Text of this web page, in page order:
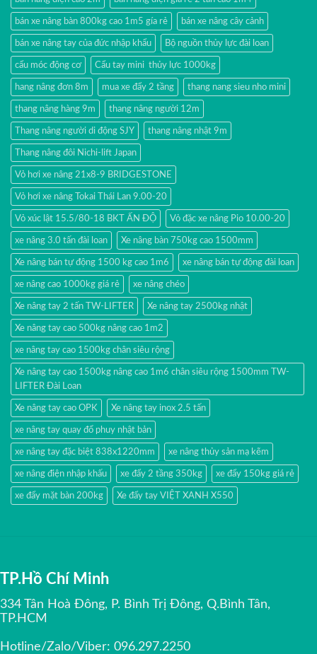
bán xe nâng bàn 800kg cao 1m5 gía rẻ bán xe nâng cây cảnh
bán xe nâng tay của đức nhập khẩu Bộ nguồn thủy lực đài loan
cẩu móc động cơ Cẩu tay mini thủy lực 1000kg
hang nâng đơn 8m mua xe đẩy 2 tầng thang nang sieu nho mini
thang nâng hàng 9m thang nâng người 12m
Thang nâng người di động SJY thang nâng nhật 9m
Thang nâng đôi Nichi-lift Japan
Vỏ hơi xe nâng 21x8-9 BRIDGESTONE
Vỏ hơi xe nâng Tokai Thái Lan 9.00-20
Vỏ xúc lật 15.5/80-18 BKT ẤN ĐỘ Vỏ đặc xe nâng Pio 10.00-20
xe nâng 3.0 tấn đài loan Xe nâng bàn 750kg cao 1500mm
Xe nâng bán tự động 1500 kg cao 1m6 xe nâng bán tự động đài loan
xe nâng cao 1000kg giá rẻ xe nâng chéo
Xe nâng tay 2 tấn TW-LIFTER Xe nâng tay 2500kg nhật
Xe nâng tay cao 500kg nâng cao 1m2
xe nâng tay cao 1500kg chân siêu rộng
Xe nâng tay cao 1500kg nâng cao 1m6 chân siêu rộng 1500mm TW-
LIFTER Đài Loan
Xe nâng tay cao OPK Xe nâng tay inox 2.5 tấn
xe nâng tay quay đổ phuy nhật bản
xe nâng tay đặc biệt 838x1220mm xe nâng thủy sản mạ kẽm
xe nâng điện nhập khấu xe đẩy 2 tầng 350kg xe đẩy 150kg giá rẻ
xe đẩy mặt bàn 200kg Xe đẩy tay VIỆT XANH X550
TP.Hồ Chí Minh
334 Tân Hoà Đông, P. Bình Trị Đông, Q.Bình Tân,
TP.HCM
Hotline/Zalo/Viber: 096.297.2250